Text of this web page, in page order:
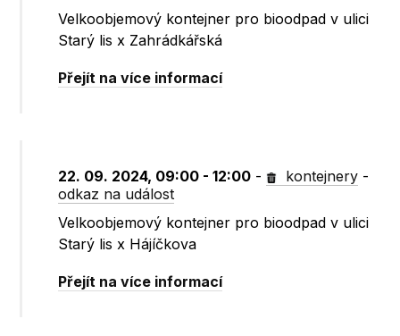
Velkoobjemový kontejner pro bioodpad v ulici
Starý lis x Zahrádkářská
Přejít na více informací
22. 09. 2024, 09:00 - 12:00 - kontejnery -
odkaz na událost
Velkoobjemový kontejner pro bioodpad v ulici
Starý lis x Hájíčkova
Přejít na více informací